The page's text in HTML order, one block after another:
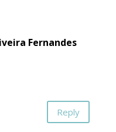
Fernandes
Reply